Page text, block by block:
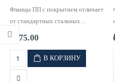
Фланцы ПП с покрытием отличает
от стандартных стальных
фланцев, высокая стойкость к
агрессивных сред.
₽ 575.00
В КОРЗИНУ